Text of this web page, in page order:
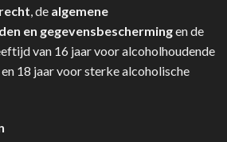
, de algemene
en gegevensbeschermingen de
van 16 jaar voor alcoholhoudende
18 jaar voor sterke alcoholische